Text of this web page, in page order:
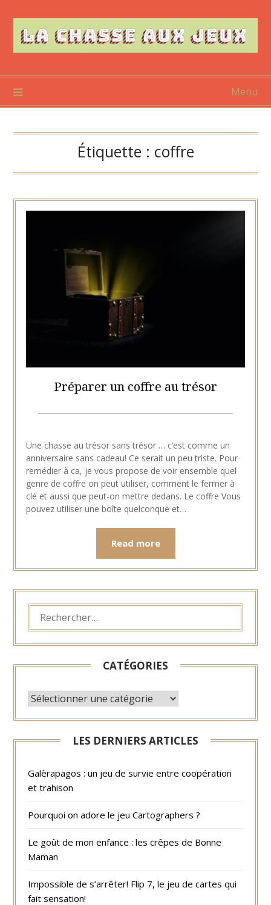
content
Menu
Étiquette : coffre
Préparer un coffre au trésor
9
mars
2021
Une chasse au trésor sans trésor … c’est comme un
anniversaire sans cadeau! Ce serait un peu triste. Pour
remédier à ca, je vous propose de voir ensemble quel
genre de coffre on peut utiliser, comment le fermer à
clé et aussi que peut-on mettre dedans. Le coffre Vous
pouvez utiliser une boîte quelconque et…
Read more
RECHERCHER :
CATÉGORIES
CATÉGORIES
LES DERNIERS ARTICLES
Galèrapagos : un jeu de survie entre coopération
et trahison
Pourquoi on adore le jeu Cartographers ?
Le goût de mon enfance : les crêpes de Bonne
Maman
Impossible de s’arrêter! Flip 7, le jeu de cartes qui
fait sensation!